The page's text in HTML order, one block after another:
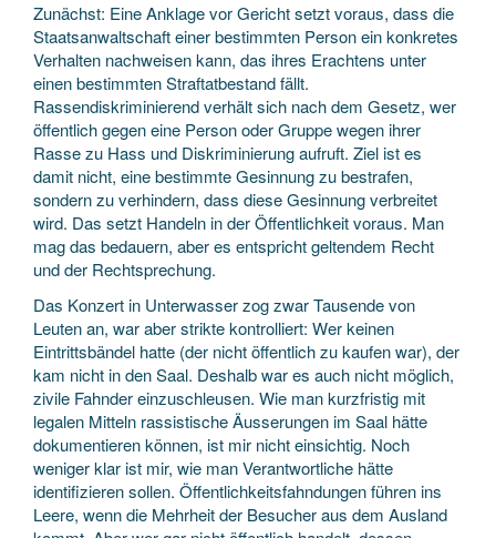
Zunächst: Eine Anklage vor Gericht setzt voraus, dass die
Staatsanwaltschaft einer bestimmten Person ein konkretes
Verhalten nachweisen kann, das ihres Erachtens unter
einen bestimmten Straftatbestand fällt.
Rassendiskriminierend verhält sich nach dem Gesetz, wer
öffentlich gegen eine Person oder Gruppe wegen ihrer
Rasse zu Hass und Diskriminierung aufruft. Ziel ist es
damit nicht, eine bestimmte Gesinnung zu bestrafen,
sondern zu verhindern, dass diese Gesinnung verbreitet
wird. Das setzt Handeln in der Öffentlichkeit voraus. Man
mag das bedauern, aber es entspricht geltendem Recht
und der Rechtsprechung.
Das Konzert in Unterwasser zog zwar Tausende von
Leuten an, war aber strikte kontrolliert: Wer keinen
Eintrittsbändel hatte (der nicht öffentlich zu kaufen war), der
kam nicht in den Saal. Deshalb war es auch nicht möglich,
zivile Fahnder einzuschleusen. Wie man kurzfristig mit
legalen Mitteln rassistische Äusserungen im Saal hätte
dokumentieren können, ist mir nicht einsichtig. Noch
weniger klar ist mir, wie man Verantwortliche hätte
identifizieren sollen. Öffentlichkeitsfahndungen führen ins
Leere, wenn die Mehrheit der Besucher aus dem Ausland